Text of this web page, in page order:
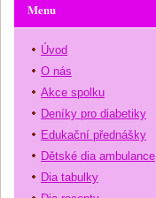
Menu
Úvod
O nás
Akce spolku
Deníky pro diabetiky
Edukační přednášky
Dětské dia ambulance
Dia tabulky